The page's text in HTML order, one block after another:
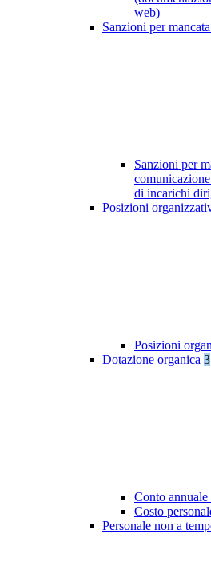
web)
Sanzioni per
Sanzioni per
di incarichi
Posizioni
Posizioni
Dotazione organica 3
Conto annuale
Costo
Personale non a